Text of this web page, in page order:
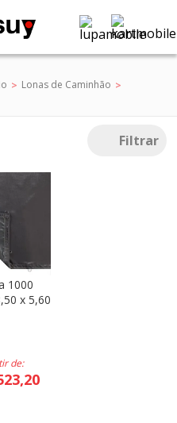
Lonas de Caminhão
Filtrar
1000
x 5,60
de: